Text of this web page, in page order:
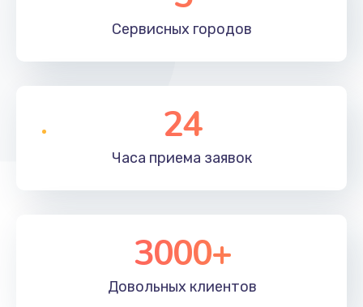
Сервисных городов
24
Часа приема заявок
3000+
Довольных клиентов